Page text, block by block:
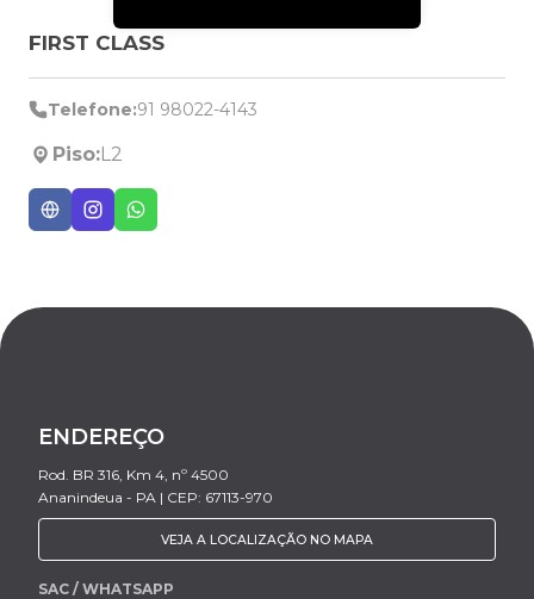
FIRST CLASS
Telefone:91 98022-4143
Piso:L2
ENDEREÇO
Rod. BR 316, Km 4, nº 4500
Ananindeua - PA | CEP: 67113-970
VEJA A LOCALIZAÇÃO NO MAPA
SAC / WHATSAPP